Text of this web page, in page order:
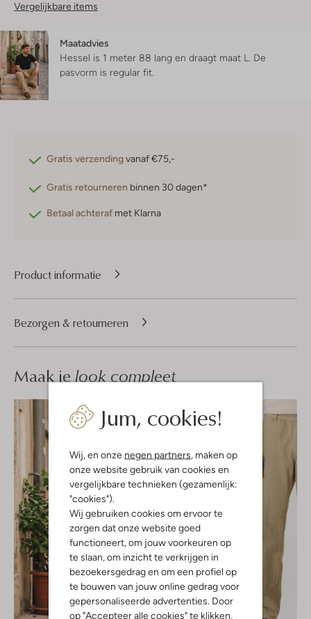
Jum, cookies!
Wij, en onze negen partners , maken op
onze website gebruik van cookies en
vergelijkbare technieken (gezamenlijk:
"cookies").
Wij gebruiken cookies om ervoor te
zorgen dat onze website goed
functioneert, om jouw voorkeuren op
te slaan, om inzicht te verkrijgen in
bezoekersgedrag en om een profiel op
te bouwen van jouw online gedrag voor
gepersonaliseerde advertenties. Door
op "Accepteer alle cookies" te klikken,
Vergelijkbare items
Maatadvies
Hessel is 1 meter 88 lang en draagt maat L. De
pasvorm is regular fit
Gratis verzendingvanaf €75,-
Gratis retourneren binnen 30 dagen*
Betaal achteraf met Klarna
Product informatie
Bezorgen & retourneren
Maak jelook compleet